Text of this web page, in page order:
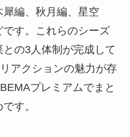
編、秋月編、星空
す。これらのシーズ
の3人体制が完成して
アクションの魅力が存
プレミアムでまと
す。